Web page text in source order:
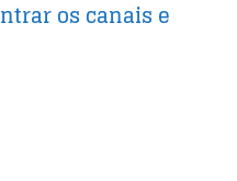
os canais e